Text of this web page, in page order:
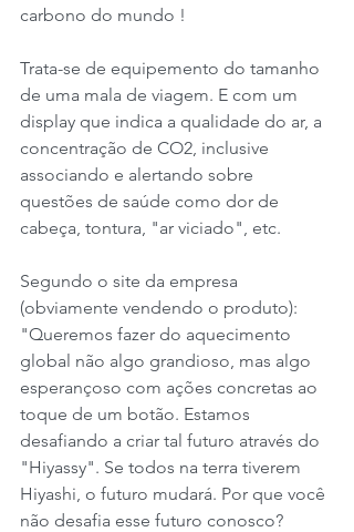
carbono do mundo !
Trata-se de equipemento do tamanho
de uma mala de viagem. E com um
display que indica a qualidade do ar, a
concentração de CO2, inclusive
associando e alertando sobre
questões de saúde como dor de
cabeça, tontura, "ar viciado", etc.
Segundo o site da empresa
(obviamente vendendo o produto):
"Queremos fazer do aquecimento
global não algo grandioso, mas algo
esperançoso com ações concretas ao
toque de um botão. Estamos
desafiando a criar tal futuro através do
"Hiyassy". Se todos na terra tiverem
Hiyashi, o futuro mudará. Por que você
não desafia esse futuro conosco?